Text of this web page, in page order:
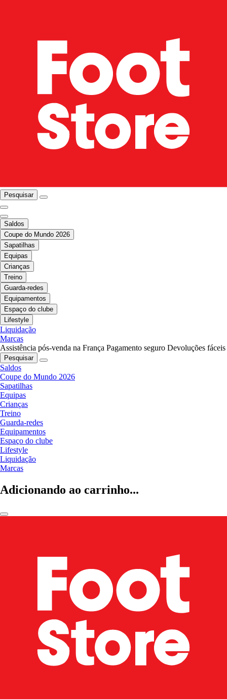
Pesquisar
Saldos
Coupe do Mundo 2026
Sapatilhas
Equipas
Crianças
Treino
Guarda-redes
Equipamentos
Espaço do clube
Lifestyle
Liquidação
Marcas
Assistência pós-venda na França Pagamento seguro Devoluções fáceis
Pesquisar
Saldos
Coupe do Mundo 2026
Sapatilhas
Equipas
Crianças
Treino
Guarda-redes
Equipamentos
Espaço do clube
Lifestyle
Liquidação
Marcas
Adicionando ao carrinho...